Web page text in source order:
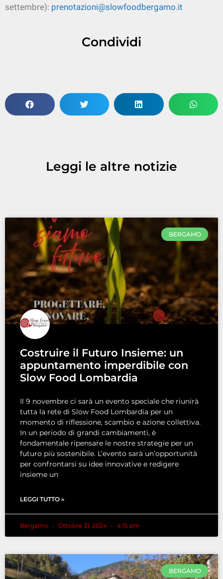
settembre): prenotazioni@slowfoodbergamo.it
Condividi
Leggi le altre notizie
BERGAMO
Costruire il Futuro Insieme: un
appuntamento imperdibile con
Slow Food Lombardia
Il 9 novembre ci sarà un evento speciale che riunirà
tutta la rete di Slow Food Lombardia per un
momento di riflessione, scambio e azione collettiva.
In un periodo di grandi cambiamenti, è
fondamentale ripensare le nostre strategie per un
futuro più sostenibile. L’evento sarà un’opportunità
per confrontarsi su idee innovative e redigere
insieme un
LEGGI TUTTO »
Bergamo Ottobre 31, 2024 4:15 pm
BERGAMO